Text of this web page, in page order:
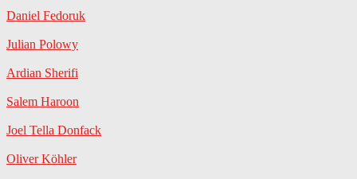
Daniel Fedoruk
Julian Polowy
Ardian Sherifi
Salem Haroon
Joel Tella Donfack
Oliver Köhler